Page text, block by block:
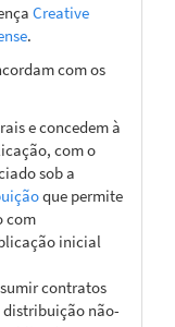
Creative
.
com os
e concedem à
com o
sob a
que permite
com
inicial
contratos
não-